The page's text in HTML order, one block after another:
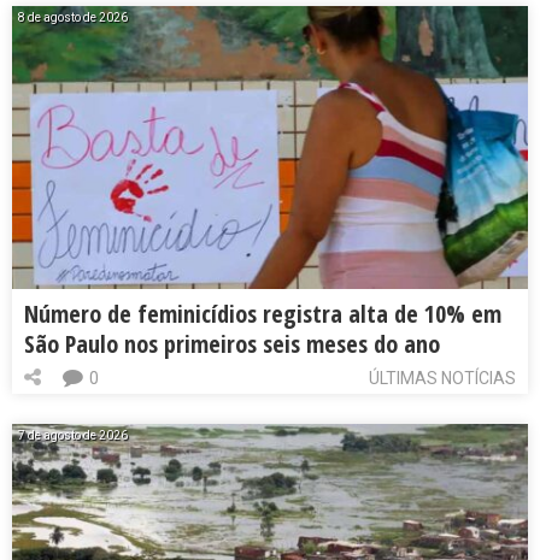
8 de agosto de 2026
Número de feminicídios registra alta de 10% em
São Paulo nos primeiros seis meses do ano
ÚLTIMAS NOTÍCIAS
0
7 de agosto de 2026